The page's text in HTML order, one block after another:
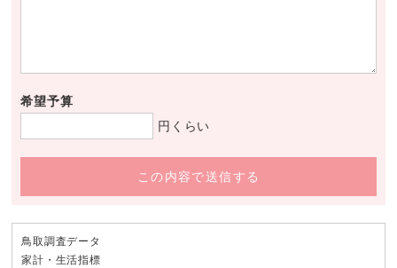
希望予算
円くらい
この内容で送信する
鳥取調査データ
家計・生活指標